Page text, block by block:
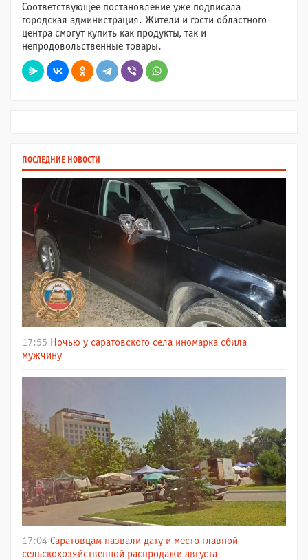
Соответствующее постановление уже подписала
городская администрация. Жители и гости областного
центра смогут купить как продукты, так и
непродовольственные товары.
ПОСЛЕДНИЕ НОВОСТИ
17:55 Ночью у саратовского села иномарка сбила
мужчину
17:04 Саратовцам назвали дату и место главной
сельскохозяйственной распродажи августа